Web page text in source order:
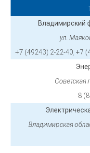
Владимирский
ул.
+7 (49243) 2-22-40, +7
Советская
8
Владимирская